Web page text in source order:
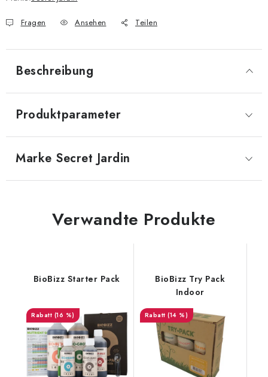
Fragen Ansehen Teilen
Beschreibung
Produktparameter
Marke Secret Jardin
Verwandte Produkte
BioBizz Starter Pack
(16 %)
BioBizz Try Pack
Indoor
(14 %)